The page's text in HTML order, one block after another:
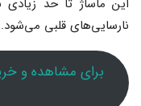
نارسایی‌های قلبی می‌‌شود.
برای مشاهده و